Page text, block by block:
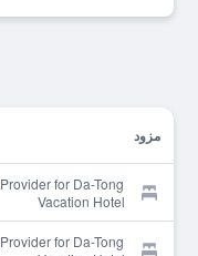
مزود
Provider for Da-Tong
Vacation Hotel
Provider for Da-Tong